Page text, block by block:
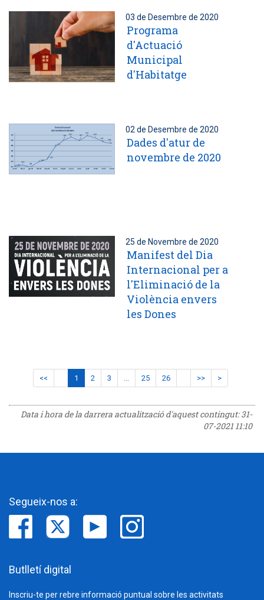
03 de Desembre de 2020
Programa
d'Actuació
Municipal
d'Habitatge
02 de Desembre de 2020
Dades d'atur de
novembre de 2020
25 de Novembre de 2020
Manifest del Dia
Internacional per a
l'Eliminació de la
Violència envers
les Dones
<< 1 2 3 ... 25 26 >> >
Data i hora de la darrera actualització d'aquest contingut:31-
07-2021 11:10
Segueix-nos a:
Butlletí digital
Inscriu-te per rebre informació puntual sobre les activitats